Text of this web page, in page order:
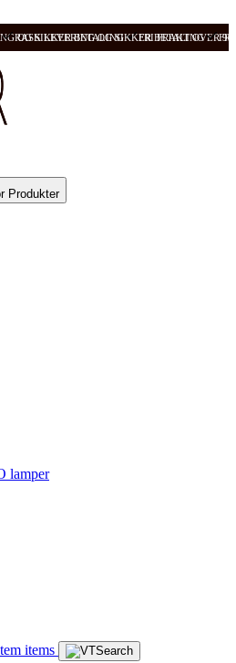
OG SIKKER BETALING FRI FRAKT OVER
RASK LEVERING OG SIKKER BETALING
Produkter
lamper
items